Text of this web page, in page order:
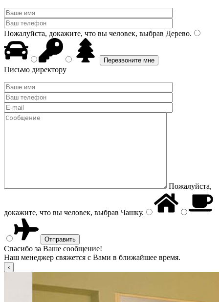
Пожалуйста, докажите, что вы человек, выбрав Дерево.
Письмо директору
Пожалуйста,
докажите, что вы человек, выбрав Чашку.
Спасибо за Ваше сообщение!
Наш менеджер свяжется с Вами в ближайшее время.